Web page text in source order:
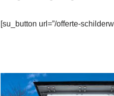
[su_button url=”/offerte-